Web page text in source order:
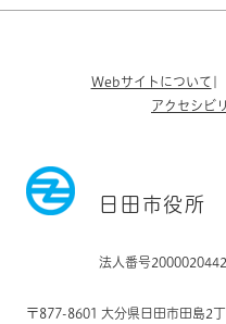
Webサイトについて
アクセシビ
日田市役所
法人番号
〒877-8601 大分県日田市田島2